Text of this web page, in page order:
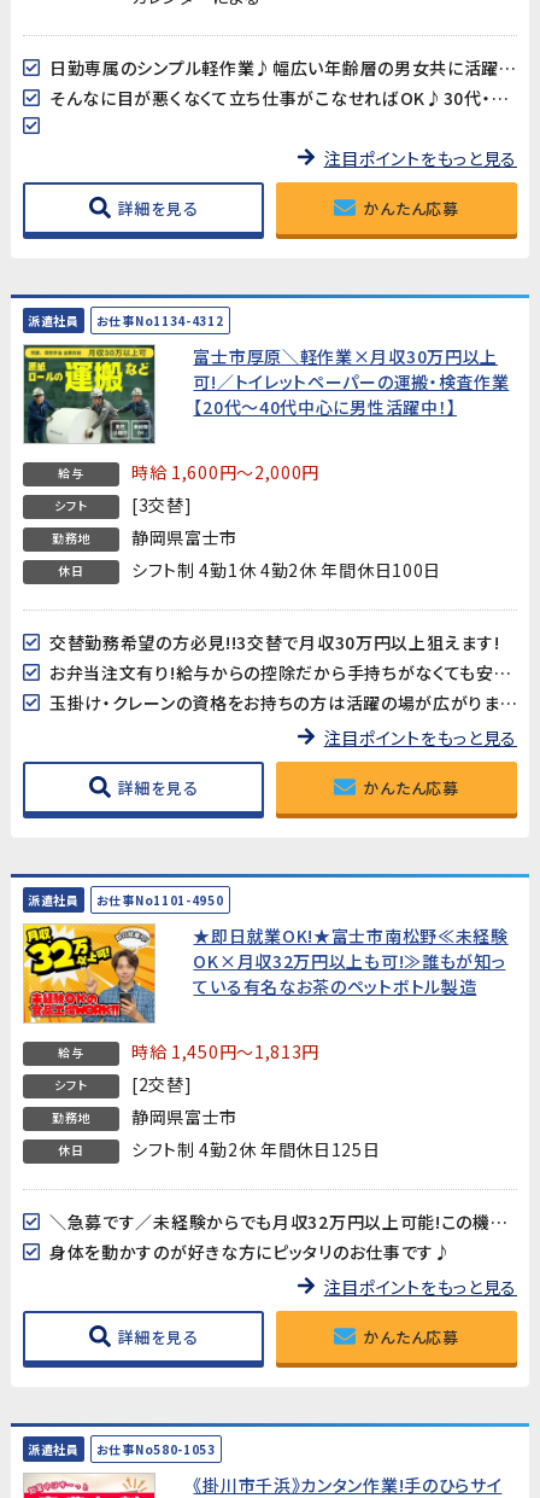
日勤専属のシンプル軽作業♪幅広い年齢層の男女共に活躍中!
そんなに目が悪くなくて立ち仕事がこなせればOK♪30代・40代スタッフ多数在籍中‼
注目ポイントをもっと見る
詳細を見る かんたん応募
派遣社員 お仕事No1134-4312
富士市厚原＼軽作業×月収30万円以上
可!／トイレットペーパーの運搬・検査作業
【20代～40代中心に男性活躍中！】
給与 時給 1,600円～2,000円
シフト [3交替]
勤務地 静岡県富士市
休日 シフト制 4勤1休 4勤2休 年間休日100日
交替勤務希望の方必見!!3交替で月収30万円以上狙えます!
お弁当注文有り!給与からの控除だから手持ちがなくても安心♪
玉掛け・クレーンの資格をお持ちの方は活躍の場が広がります！※資格必須ではありません
注目ポイントをもっと見る
詳細を見る かんたん応募
派遣社員 お仕事No1101-4950
★即日就業OK!★富士市南松野≪未経験
OK×月収32万円以上も可!≫誰もが知っ
ている有名なお茶のペットボトル製造
給与 時給 1,450円～1,813円
シフト [2交替]
勤務地 静岡県富士市
休日 シフト制 4勤2休 年間休日125日
＼急募です／未経験からでも月収32万円以上可能!この機会をお見逃しなく!
身体を動かすのが好きな方にピッタリのお仕事です♪
注目ポイントをもっと見る
詳細を見る かんたん応募
派遣社員 お仕事No580-1053
《掛川市千浜》カンタン作業!手のひらサイ